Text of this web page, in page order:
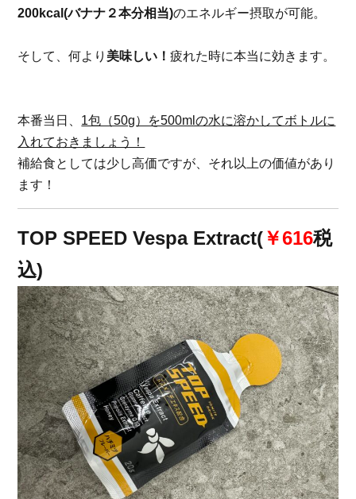
200kcal(バナナ２本分相当)のエネルギー摂取が可能。
そして、何より 美味しい！疲れた時に本当に効きます。
本番当日、 1包（50g）を500mlの水に溶かしてボトルに
入れておきましょう！
補給食としては少し高価ですが、それ以上の価値があり
ます！
TOP SPEED Vespa Extract(￥616税
込)